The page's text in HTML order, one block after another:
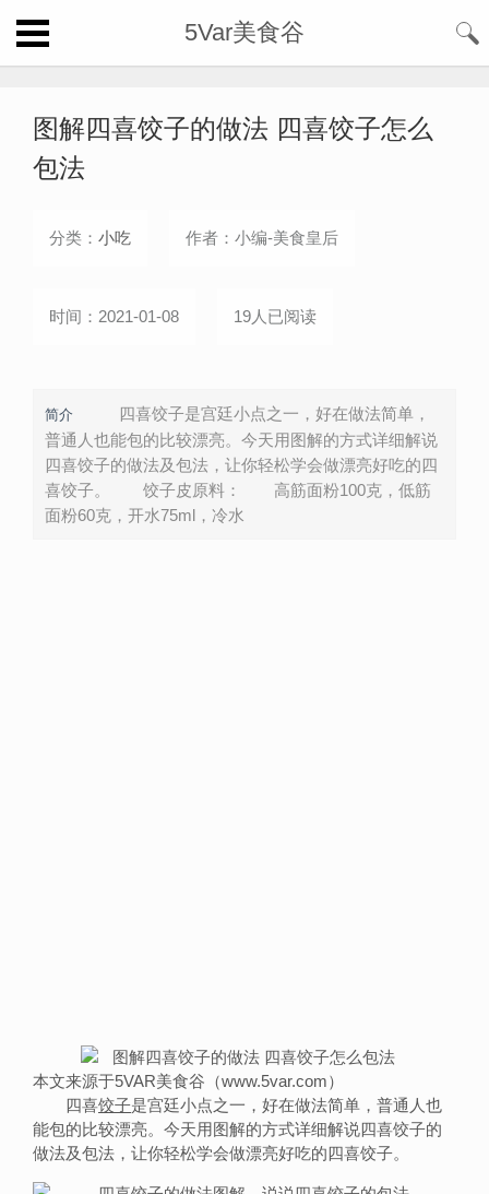
5Var美食谷
图解四喜饺子的做法 四喜饺子怎么
包法
分类： 小吃 作者：小编-美食皇后
时间：2021-01-08 19人已阅读
简介
四喜饺子是宫廷小点之一，好在做法简单，
普通人也能包的比较漂亮。今天用图解的方式详细解说
四喜饺子的做法及包法，让你轻松学会做漂亮好吃的四
喜饺子。 饺子皮原料： 高筋面粉100克，低筋
面粉60克，开水75ml，冷水
本文来源于5VAR美食谷（www.5var.com）
四喜饺子是宫廷小点之一，好在做法简单，普通人也
能包的比较漂亮。今天用图解的方式详细解说四喜饺子的
做法及包法，让你轻松学会做漂亮好吃的四喜饺子。